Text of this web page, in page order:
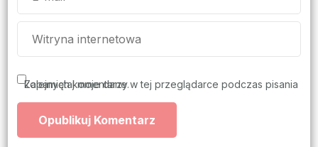
Zapamiętaj moje dane w tej przeglądarce podczas pisania kolejnych komentarzy.